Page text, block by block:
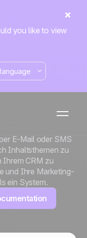
you like to view
Marketing-Trigger.
User über Zapier,
E-Mail oder SMS
Inhaltsthemen zu
Ihrem CRM zu
und Ihre Marketing-
ein System.